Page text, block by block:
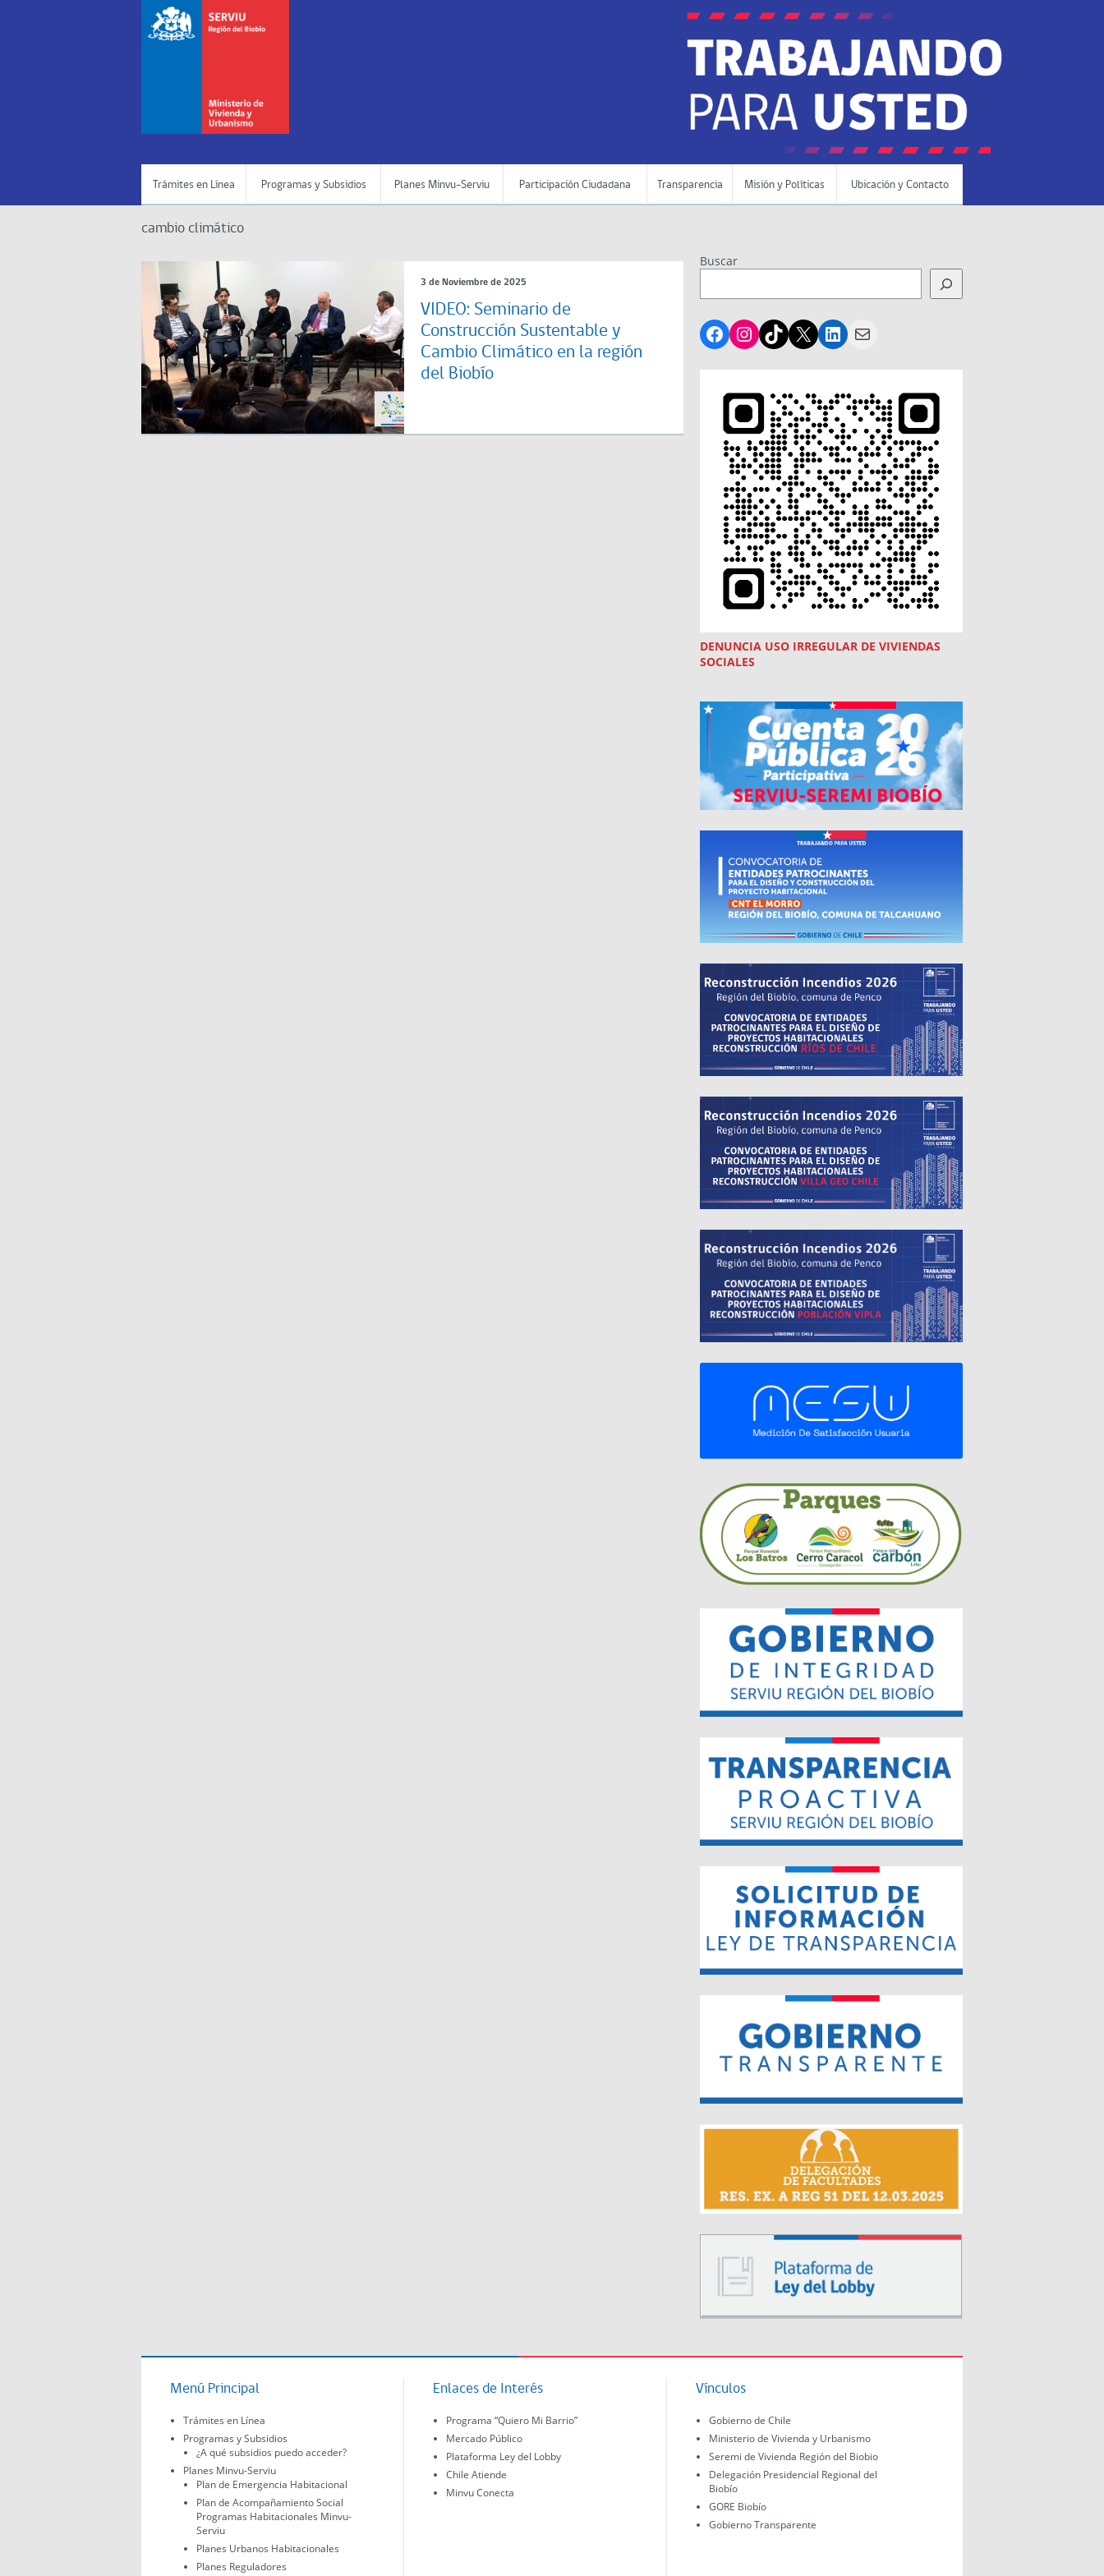
Trámites en Línea Programas y Subsidios Planes Minvu-Serviu Participación Ciudadana Transparencia Misión y Políticas Ubicación y Contacto
cambio climático
3 de Noviembre de 2025
VIDEO: Seminario de
Construcción Sustentable y
Cambio Climático en la región
del Biobío
Buscar
Facebook
Instagram
TikTok
X LinkedIn
Mail
DENUNCIA USO IRREGULAR DE VIVIENDAS
SOCIALES
Menú Principal
Trámites en Línea
Programas y Subsidios
¿A qué subsidios puedo acceder?
Planes Minvu-Serviu
Plan de Emergencia Habitacional
Plan de Acompañamiento Social
Programas Habitacionales Minvu-
Serviu
Planes Urbanos Habitacionales
Planes Reguladores
Enlaces de Interés
Programa “Quiero Mi Barrio”
Mercado Público
Plataforma Ley del Lobby
Chile Atiende
Minvu Conecta
Vínculos
Gobierno de Chile
Ministerio de Vivienda y Urbanismo
Seremi de Vivienda Región del Biobio
Delegación Presidencial Regional del
Biobío
GORE Biobío
Gobierno Transparente